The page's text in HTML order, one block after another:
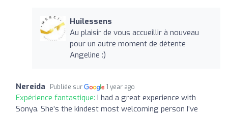
Huilessens
Au plaisir de vous accueillir à nouveau
pour un autre moment de détente
Angeline :)
Nereida Publiée sur 1 year ago
Expérience fantastique: I had a great experience with
Sonya. She’s the kindest most welcoming person I’ve